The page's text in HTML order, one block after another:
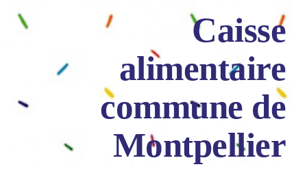
Caisse
alimentaire
commune de
Montpellier